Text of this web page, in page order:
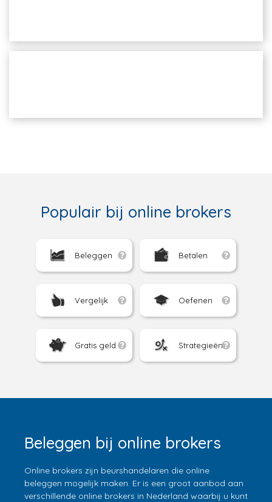
Populair bij online brokers
Beleggen Betalen
Vergelijk Oefenen
Gratis geld Strategieën
Beleggen bij online brokers
Online brokers zijn beurshandelaren die online
beleggen mogelijk maken. Er is een groot aanbod aan
verschillende online brokers in Nederland waarbij u kunt